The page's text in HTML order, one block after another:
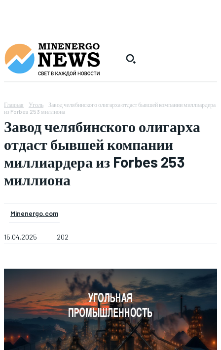
Главная Уголь
Завод челябинского олигарха отдаст бывшей компании миллиардера
из Forbes 253 миллиона
Завод челябинского олигарха
отдаст бывшей компании
миллиардера из Forbes 253
миллиона
Minenergo.com
15.04.2025 202